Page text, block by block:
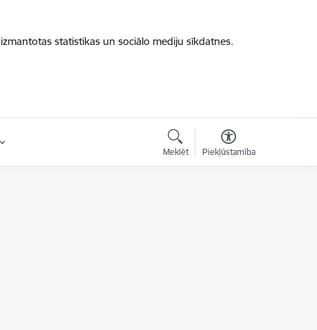
statistikas un sociālo mediju sīkdatnes.
Meklēt Piekļūstamība